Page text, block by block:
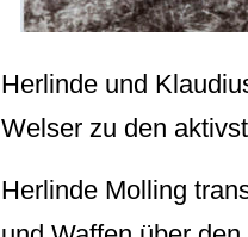
Herlinde und
Welser zu den
Herlinde Molling